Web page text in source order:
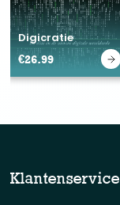
Digicratie
€26.99
Klantenservice